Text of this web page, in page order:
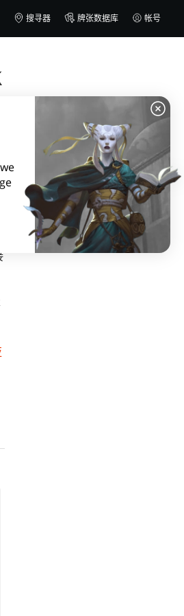
搜寻器 牌张数据库 帐号